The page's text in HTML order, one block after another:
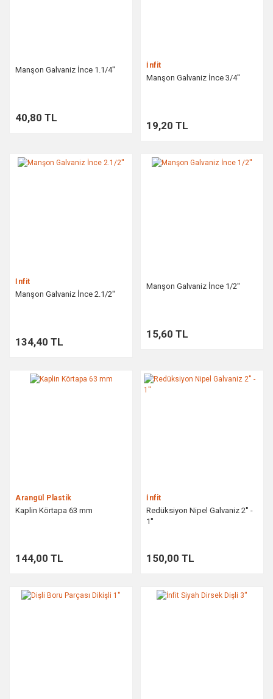
Manşon Galvaniz İnce 1.1/4''
40,80 TL
İnfit
Manşon Galvaniz İnce 3/4''
19,20 TL
İnfit
Manşon Galvaniz İnce 2.1/2''
134,40 TL
Manşon Galvaniz İnce 1/2''
15,60 TL
Arangül Plastik
Kaplin Körtapa 63 mm
144,00 TL
İnfit
Redüksiyon Nipel Galvaniz 2'' -
1''
150,00 TL